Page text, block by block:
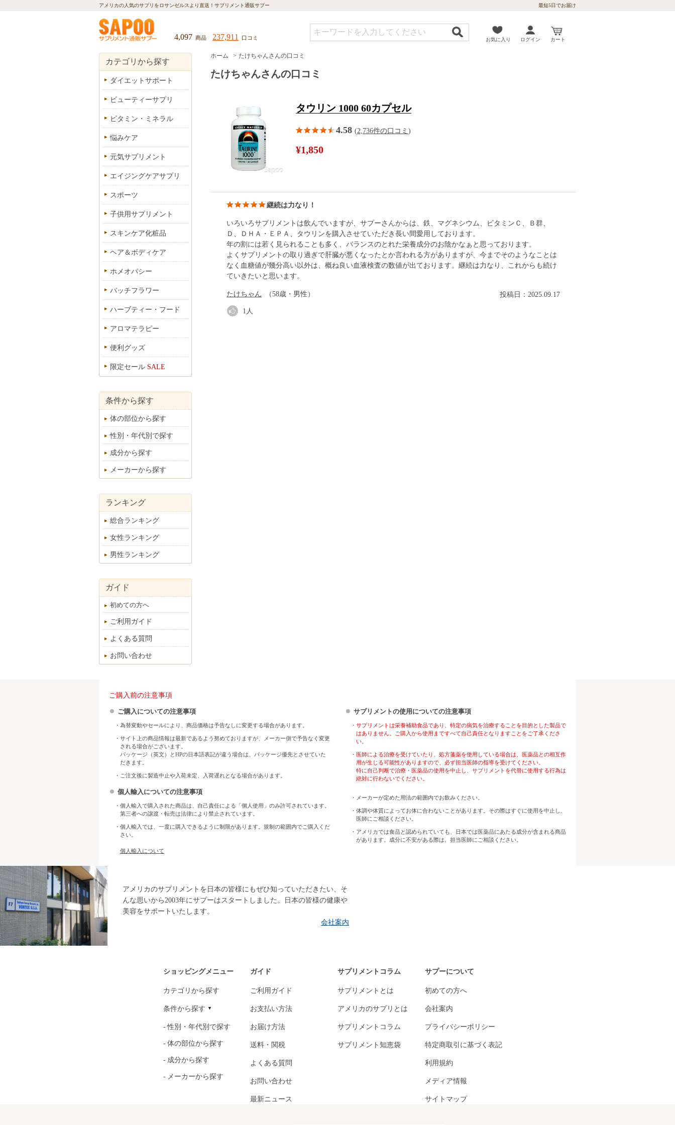
アメリカの人気のサプリをロサンゼルスより直送！ サプリメント通販サプー 最短5日でお届け
4,097 商品 237,911 口コミ お気に入り ログイン カート
ホーム たけちゃんさんの口コミ
たけちゃんさんの口コミ
タウリン 1000 60カプセル
4.58 (2,736件の口コミ )
¥1,850
継続は力なり！
いろいろサプリメントは飲んでいますが、サプーさんからは、鉄、マグネシウム、ビタミンＣ、Ｂ群、
Ｄ、ＤＨＡ・ＥＰＡ、タウリンを購入させていただき長い間愛用しております。
年の割には若く見られることも多く、バランスのとれた栄養成分のお陰かなぁと思っております。
よくサプリメントの取り過ぎで肝臓が悪くなったとか言われる方がありますが、今までそのようなことは
なく血糖値が幾分高い以外は、概ね良い血液検査の数値が出ております。継続は力なり、これからも続け
ていきたいと思います。
投稿日：2025.09.17
たけちゃん （58歳・男性）
1 人
カテゴリから探す
ダイエットサポート
ビューティーサプリ
ビタミン・ミネラル
悩みケア
元気サプリメント
エイジングケアサプリ
スポーツ
子供用サプリメント
スキンケア化粧品
ヘア＆ボディケア
ホメオパシー
バッチフラワー
ハーブティー・フード
アロマテラピー
便利グッズ
限定セール SALE
条件から探す
体の部位から探す
性別・年代別で探す
成分から探す
メーカーから探す
ランキング
総合ランキング
女性ランキング
男性ランキング
ガイド
初めての方へ
ご利用ガイド
よくある質問
お問い合わせ
ご購入前の注意事項
ご購入についての注意事項
・為替変動やセールにより、商品価格は予告なしに変更する場合があります。
・サイト上の商品情報は最新であるよう努めておりますが、メーカー側で予告なく変更
される場合がございます。
パッケージ（英文）とHPの日本語表記が違う場合は、パッケージ優先とさせていた
だきます。
・ご注文後に製造中止や入荷未定、入荷遅れとなる場合があります。
個人輸入についての注意事項
・個人輸入で購入された商品は、自己責任による「個人使用」のみ許可されています。
第三者への譲渡・転売は法律により禁止されています。
・個人輸入では、一度に購入できるように制限があります。規制の範囲内でご購入くだ
さい。
個人輸入について
サプリメントの使用についての注意事項
・サプリメントは栄養補助食品であり、特定の病気を治療することを目的とした製品で
はありません。ご購入から使用まですべて自己責任となりますことをご了承くださ
い。
・医師による治療を受けていたり、処方箋薬を使用している場合は、医薬品との相互作
用が生じる可能性がありますので、必ず担当医師の指導を受けてください。
特に自己判断で治療・医薬品の使用を中止し、サプリメントを代替に使用する行為は
絶対に行わないでください。
・メーカーが定めた用法の範囲内でお飲みください。
・体調や体質によってお体に合わないことがあります。その際はすぐに使用を中止し、
医師にご相談ください。
・アメリカでは食品と認められていても、日本では医薬品にあたる成分が含まれる商品
があります。成分に不安がある際は、担当医師にご相談ください。
アメリカのサプリメントを日本の皆様にもぜひ知っていただきたい、そ
んな思いから2003年にサプーはスタートしました。日本の皆様の健康や
美容をサポートいたします。
会社案内
ショッピングメニュー
カテゴリから探す
条件から探す
性別・年代別で探す
体の部位から探す
成分から探す
メーカーから探す
ガイド
ご利用ガイド
お支払い方法
お届け方法
送料・関税
よくある質問
お問い合わせ
最新ニュース
サプリメントコラム
サプリメントとは
アメリカのサプリとは
サプリメントコラム
サプリメント知恵袋
サプーについて
初めての方へ
会社案内
プライバシーポリシー
特定商取引に基づく表記
利用規約
メディア情報
サイトマップ